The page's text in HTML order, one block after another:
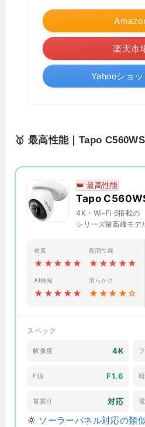
楽天市
Yahooショ
🥇 最高性能｜Tapo C560WS
👑 最高性能
Tapo
4K・Wi-Fi 6搭載の
シリーズ最高峰モデ
画質
★★★★★
夜間性能
★★★★★
AI検知
★★★★★
滑らかさ
★★★★☆
スペック
解像度 4K
F値 F1.6
首振り 対応
ソーラーパネル対応の類